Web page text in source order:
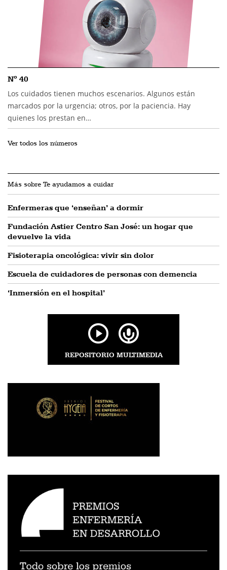
Nº 40
Los cuidados tienen muchos escenarios. Algunos están
marcados por la urgencia; otros, por la paciencia. Hay
quienes los prestan en…
Ver todos los números
Más sobre Te ayudamos a cuidar
Enfermeras que ‘enseñan’ a dormir
Fundación Astier Centro San José: un hogar que
devuelve la vida
Fisioterapia oncológica: vivir sin dolor
Escuela de cuidadores de personas con demencia
‘Inmersión en el hospital’
REPOSITORIO MULTIMEDIA